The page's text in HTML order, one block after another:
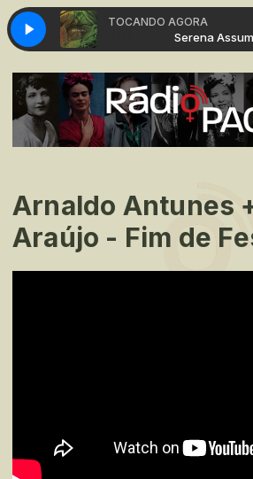
TOCANDO AGORA
- Xangô Serena
Arnaldo Antunes
Araújo - Fim de